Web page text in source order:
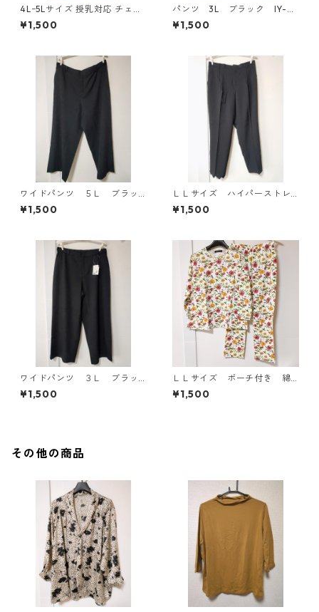
4Lｰ5Lサイズ 授乳対応 チェッ
ク柄 半袖ルームウェア マタニ
ティ ブルー系/グレー ◆KIY-1
¥1,500
パンツ 3L ブラック IY-45
25
¥1,500
ワイドパンツ ５Ｌ ブラッ
ク KAE-4725
¥1,500
ＬＬサイズ ハイパーストレ
ッチ センタープレスパン
ツ ブラック KAE-4704
¥1,500
ワイドパンツ ３Ｌ ブラッ
ク KAE-4697
¥1,500
ＬＬサイズ ポーチ付き 綿
１００％ 花柄 トラベルパ
ジャマ ホワイト KAE-4578
¥1,500
その他の商品